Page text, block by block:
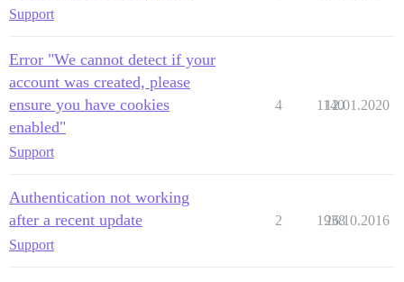
Support
Error "We cannot detect if your
account was created, please
ensure you have cookies
enabled"
Support
4 1140
12.01.2020
Authentication not working
after a recent update
Support
2 1938
26.10.2016